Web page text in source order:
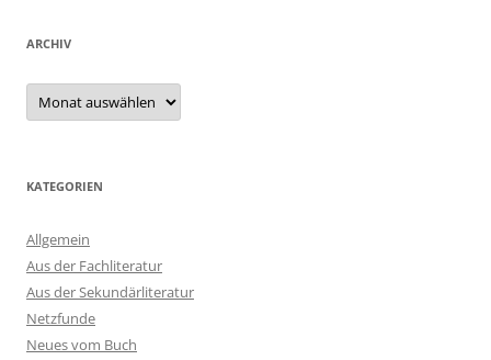
ARCHIV
Archiv
KATEGORIEN
Allgemein
Aus der Fachliteratur
Aus der Sekundärliteratur
Netzfunde
Neues vom Buch